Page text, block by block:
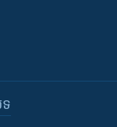
ទ​